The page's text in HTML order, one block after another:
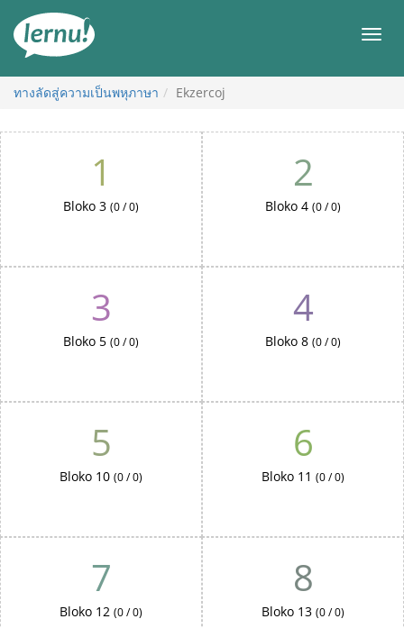
สารบัญ
เมนู
ทางลัดสู่ความเป็นพหุภาษา Ekzercoj
Ekzercoj
1
Bloko 3 (0 / 0)
2
Bloko 4 (0 / 0)
3
Bloko 5 (0 / 0)
4
Bloko 8 (0 / 0)
5
Bloko 10 (0 / 0)
6
Bloko 11 (0 / 0)
7
Bloko 12 (0 / 0)
8
Bloko 13 (0 / 0)